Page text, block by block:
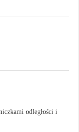
odległości i